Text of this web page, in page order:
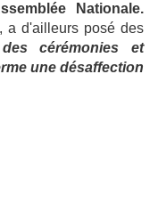
Nationale.
a d'ailleurs posé des
cérémonies et
une désaffection